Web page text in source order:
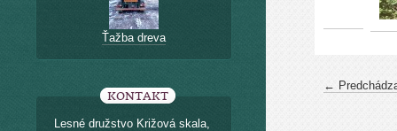
←
Ťažba dreva
KONTAKT
Lesné družstvo Križová skala,